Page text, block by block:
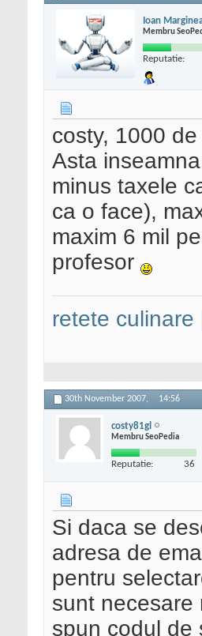
Ioan
Membru
Reputatie:
costy, 1000
Asta
minus taxele
ca o face),
maxim 6 mil
profesor
retete culinare
30th November 2007, 14:56
costy81gl
Membru SeoPedia
Reputatie: 36
Si daca se
adresa de
pentru
sunt necesare
spun codul de